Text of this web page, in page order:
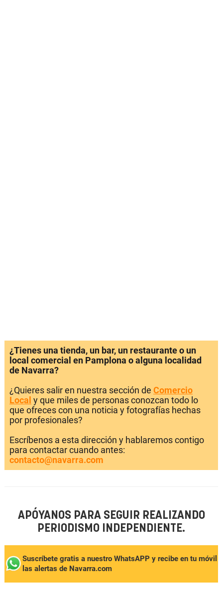
¿Tienes una tienda, un bar, un restaurante o un
local comercial en Pamplona o alguna localidad
de Navarra?
¿Quieres salir en nuestra sección de Comercio
Local y que miles de personas conozcan todo lo
que ofreces con una noticia y fotografías hechas
por profesionales?
Escríbenos a esta dirección y hablaremos contigo
para contactar cuando antes:
contacto@navarra.com
APÓYANOS PARA SEGUIR REALIZANDO
PERIODISMO INDEPENDIENTE.
Suscríbete gratis a nuestro WhatsAPP y recibe en tu móvil
las alertas de Navarra.com